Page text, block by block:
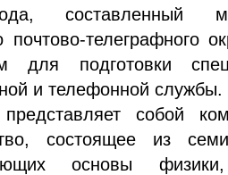
составленный
почтово-телеграфного
для подготовки
и телефонной службы.
собой
состоящее из
основы